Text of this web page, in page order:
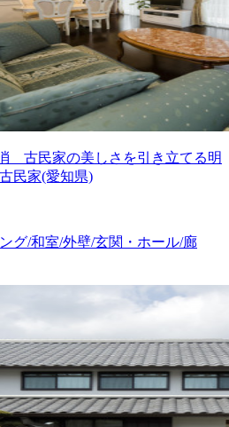
古民家の美しさを引き立てる明
民家(愛知県)
グ/和室/外壁/玄関・ホール/廊